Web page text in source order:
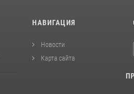
НАВИГАЦИЯ
Новости
Карта сайта